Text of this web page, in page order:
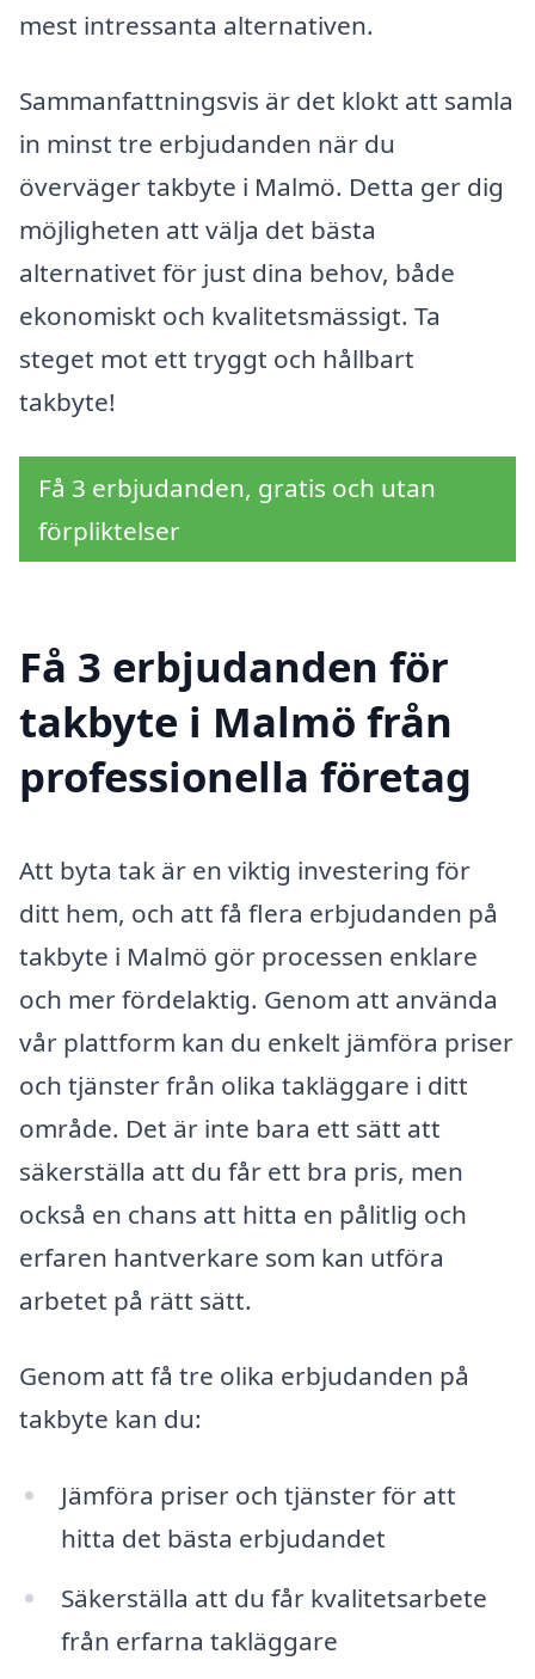
mest intressanta alternativen.
Sammanfattningsvis är det klokt att samla
in minst tre erbjudanden när du
överväger takbyte i Malmö. Detta ger dig
möjligheten att välja det bästa
alternativet för just dina behov, både
ekonomiskt och kvalitetsmässigt. Ta
steget mot ett tryggt och hållbart
takbyte!
Få 3 erbjudanden, gratis och utan
förpliktelser
Få 3 erbjudanden för
takbyte i Malmö från
professionella företag
Att byta tak är en viktig investering för
ditt hem, och att få flera erbjudanden på
takbyte i Malmö gör processen enklare
och mer fördelaktig. Genom att använda
vår plattform kan du enkelt jämföra priser
och tjänster från olika takläggare i ditt
område. Det är inte bara ett sätt att
säkerställa att du får ett bra pris, men
också en chans att hitta en pålitlig och
erfaren hantverkare som kan utföra
arbetet på rätt sätt.
Genom att få tre olika erbjudanden på
takbyte kan du:
Jämföra priser och tjänster för att
hitta det bästa erbjudandet
Säkerställa att du får kvalitetsarbete
från erfarna takläggare